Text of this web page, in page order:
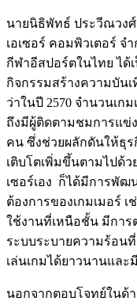
นายนิธิพัทธ์ ประวีณวง
เอเซอร์ คอมพิวเตอร์ จ
กีฬาอีสปอร์ตในไทย ได้
กิจกรรมสร้างความบัน
ว่าในปี 2570 จำนวนเก
ถึงมีผู้ติดตามชมการแข่
คน ซึ่งช่วยผลักดันให้ธุร
เติบโตเพิ่มขึ้นตามไปด้ว
เซอร์เอง ก็ได้มีการพัฒ
ต้องการของเกมเมอร์
ใช้งานที่เหนือชั้น มีการ
ระบบระบายความร้อน
เล่นเกมได้ยาวนานแล
นอกจากตอบโจทย์ในด้